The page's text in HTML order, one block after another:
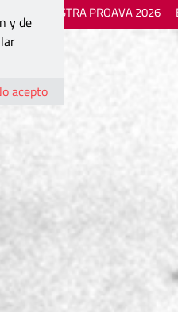
MOSTRA PROAVA 2026
y de
acepto